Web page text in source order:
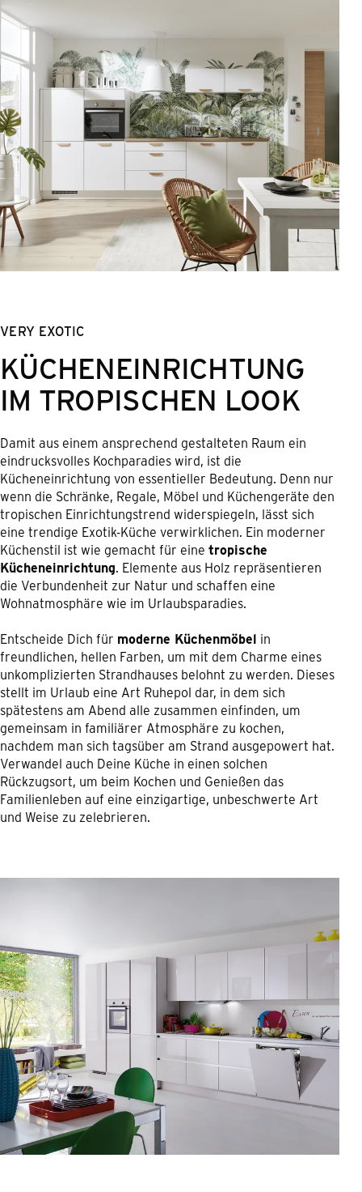
VERY EXOTIC
KÜCHENEINRICHTUNG
IM TROPISCHEN LOOK
Damit aus einem ansprechend gestalteten Raum ein
eindrucksvolles Kochparadies wird, ist die
Kücheneinrichtung von essentieller Bedeutung. Denn nur
wenn die Schränke, Regale, Möbel und Küchengeräte den
tropischen Einrichtungstrend widerspiegeln, lässt sich
eine trendige Exotik-Küche verwirklichen. Ein moderner
Küchenstil ist wie gemacht für eine tropische
Kücheneinrichtung. Elemente aus Holz repräsentieren
die Verbundenheit zur Natur und schaffen eine
Wohnatmosphäre wie im Urlaubsparadies.
Entscheide Dich für moderne Küchenmöbel in
freundlichen, hellen Farben, um mit dem Charme eines
unkomplizierten Strandhauses belohnt zu werden. Dieses
stellt im Urlaub eine Art Ruhepol dar, in dem sich
spätestens am Abend alle zusammen einfinden, um
gemeinsam in familiärer Atmosphäre zu kochen,
nachdem man sich tagsüber am Strand ausgepowert hat.
Verwandel auch Deine Küche in einen solchen
Rückzugsort, um beim Kochen und Genießen das
Familienleben auf eine einzigartige, unbeschwerte Art
und Weise zu zelebrieren.